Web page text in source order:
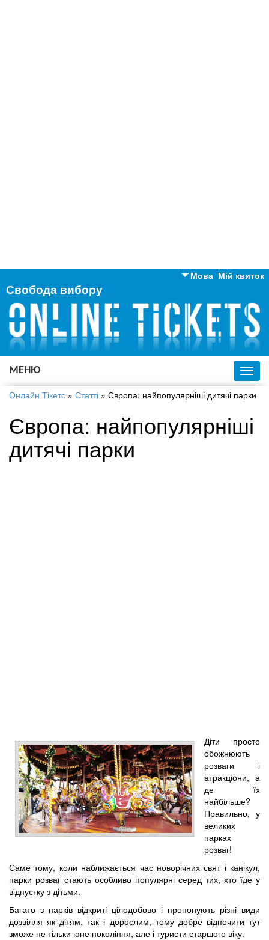
Мій квиток
Мова
Англійська
Російська
Українська
Свобода вибору
МЕНЮ
Онлайн Тікетс » Статті » Європа: найпопулярніші дитячі парки
Європа: найпопулярніші
дитячі парки
Діти просто
обожнюють
розваги і
атракціони, а
де їх
найбільше?
Правильно, у
великих
парках
розваг!
Саме тому, коли наближається час новорічних свят і канікул,
парки розваг стають особливо популярні серед тих, хто їде у
відпустку з дітьми.
Багато з парків відкриті цілодобово і пропонують різні види
дозвілля як дітям, так і дорослим, тому добре відпочити тут
зможе не тільки юне покоління, але і туристи старшого віку.